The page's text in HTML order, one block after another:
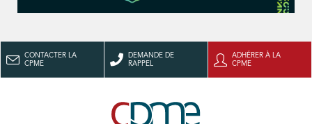
CONTACTER LA
CPME
DEMANDE DE
RAPPEL
ADHÉRER À LA
CPME